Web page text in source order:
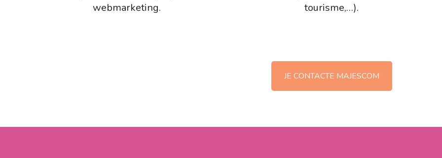
webmarketing.
tourisme,…).
JE CONTACTE MAJESCOM